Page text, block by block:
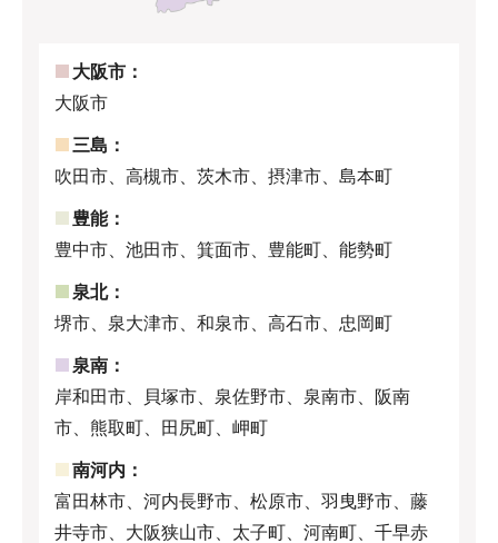
大阪市：
大阪市
三島：
吹田市、高槻市、茨木市、摂津市、島本町
豊能：
豊中市、池田市、箕面市、豊能町、能勢町
泉北：
堺市、泉大津市、和泉市、高石市、忠岡町
泉南：
岸和田市、貝塚市、泉佐野市、泉南市、阪南
市、熊取町、田尻町、岬町
南河内：
富田林市、河内長野市、松原市、羽曳野市、藤
井寺市、大阪狭山市、太子町、河南町、千早赤